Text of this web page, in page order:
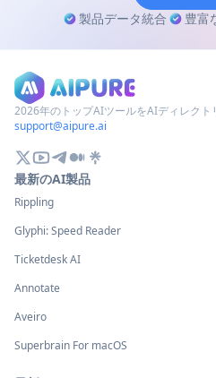
製品データ統合
豊富
2026年のトップAIツールをAIディレクト
support@aipure.ai
最新のAI製品
Rippling
Glyphi: Speed Reader
Ticketdesk AI
Annotate
Aveiro
Superbrain For macOS